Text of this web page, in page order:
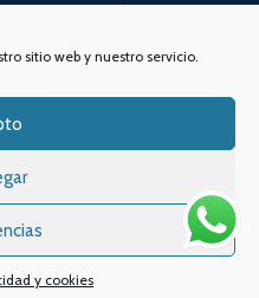
sitio web y nuestro servicio.
y cookies
Sistema de envío